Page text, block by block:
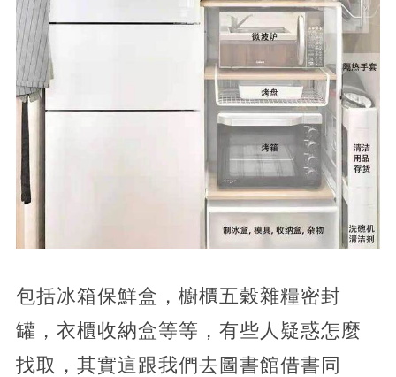
包括冰箱保鮮盒，櫥櫃五穀雜糧密封
罐，衣櫃收納盒等等，有些人疑惑怎麼
找取，其實這跟我們去圖書館借書同